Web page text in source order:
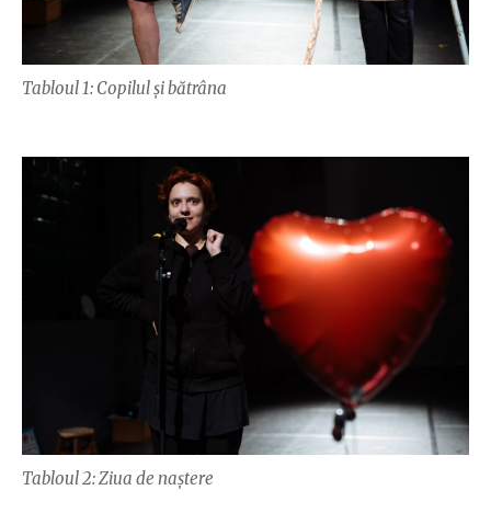
Tabloul 1: Copilul și bătrâna
Tabloul 2: Ziua de naștere